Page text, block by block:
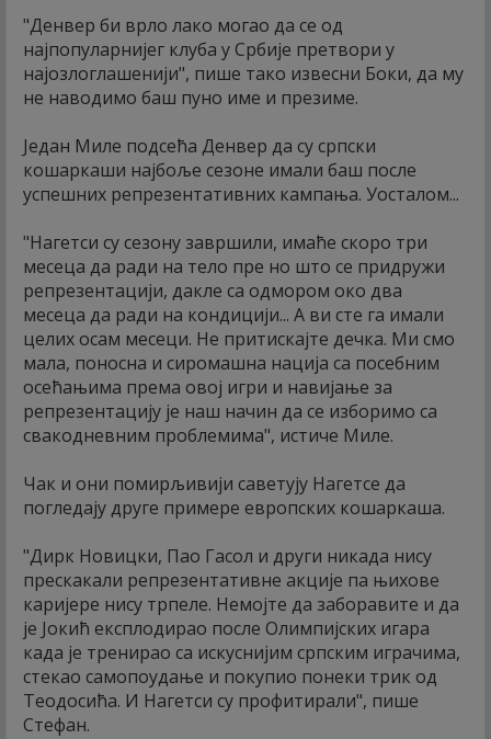
"Денвер би врло лако могао да се од
најпопуларнијег клуба у Србије претвори у
најозлоглашенији", пише тако извесни Боки, да му
не наводимо баш пуно име и презиме.
Један Миле подсећа Денвер да су српски
кошаркаши најбоље сезоне имали баш после
успешних репрезентативних кампања. Уосталом...
"Нагетси су сезону завршили, имаће скоро три
месеца да ради на тело пре но што се придружи
репрезентацији, дакле са одмором око два
месеца да ради на кондицији... А ви сте га имали
целих осам месеци. Не притискајте дечка. Ми смо
мала, поносна и сиромашна нација са посебним
осећањима према овој игри и навијање за
репрезентацију је наш начин да се изборимо са
свакодневним проблемима", истиче Миле.
Чак и они помирљивији саветују Нагетсе да
погледају друге примере европских кошаркаша.
"Дирк Новицки, Пао Гасол и други никада нису
прескакали репрезентативне акције па њихове
каријере нису трпеле. Немојте да заборавите и да
је Јокић експлодирао после Олимпијских игара
када је тренирао са искуснијим српским играчима,
стекао самопоудање и покупио понеки трик од
Теодосића. И Нагетси су профитирали", пише
Стефан.